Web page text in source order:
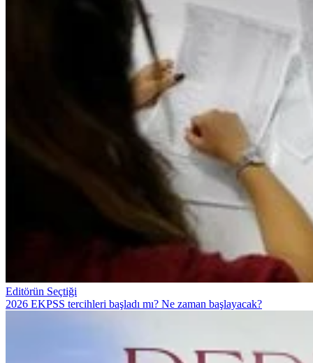
Editörün Seçtiği
2026 EKPSS tercihleri başladı mı? Ne zaman başlayacak?